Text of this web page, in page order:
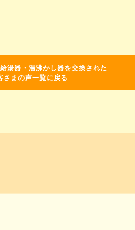
湯器・湯沸かし器を交換された
さまの声一覧に戻る